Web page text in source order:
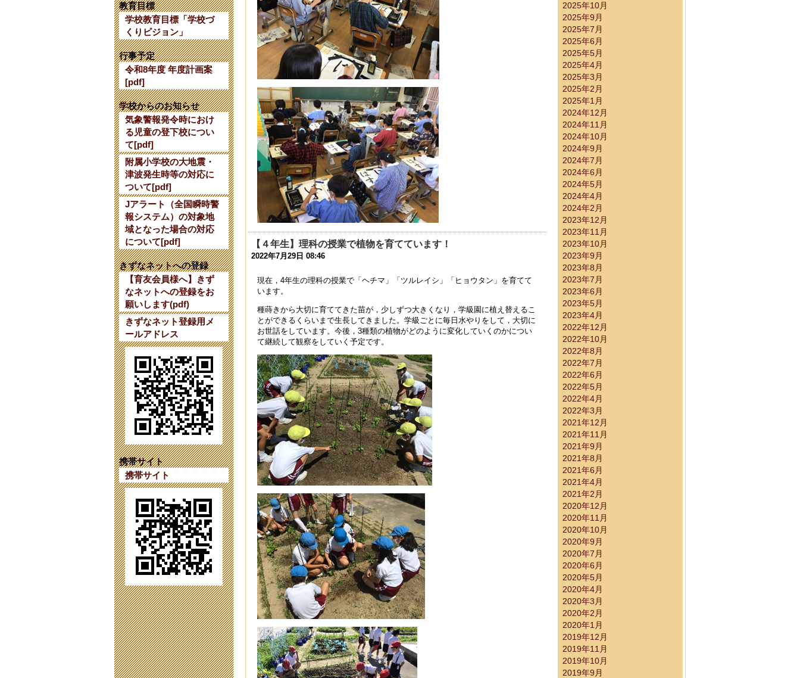
教育目標
学校教育目標「学校づ
くりビジョン」
行事予定
令和8年度 年度計画案
[pdf]
学校からのお知らせ
気象警報発令時におけ
る児童の登下校につい
て[pdf]
附属小学校の大地震・
津波発生時等の対応に
ついて[pdf]
Jアラート（全国瞬時警
報システム）の対象地
域となった場合の対応
について[pdf]
きずなネットへの登録
【育友会員様へ】きず
なネットへの登録をお
願いします(pdf)
きずなネット登録用メ
ールアドレス
携帯サイト
携帯サイト
【10/13】河川教育実践研究会の参加申込を受け付けています。
2023年9月 7日 20:08
【第４１次（２年次）研究】公開研究会二次案内
2023年8月 1日 09:00
2023年7月18日 14:21
育友会の活動をInstagramにて発信しています
2023年6月26日 17:23
令和６年度第１学年入学者募集要項を掲載しました
2023年6月 1日 16:02
【１年生】校外学習
2022年12月 7日 10:03
2022年10月 8日 14:50
第 4１次公開研究会について（案内）
2022年8月29日 08:46
令和５年度第１学年入学者募集要項の掲載について
2022年6月 1日 10:00
【第４１次研究】１学期公開授業について（案内）
2022年5月27日 17:39
令和４年度新入児選考における選考結果について
2021年11月27日 17:14
対話型ロボットを活用した学習に関するシンポジウム（変更案内）
2021年9月 9日 07:59
第 40 次公開研究会について（案内）
2021年9月 1日 12:00
対話型ロボットを活用した学習に関するシンポジウム（案内）
入学者募集要項の掲載について
2021年6月28日 10:48
第４０次公開研究会について（案内）
2021年2月 8日 17:24
令和３年度新入児選考における選考結果について
2020年11月14日 15:44
出願の受付について
2020年10月 8日 17:30
願書交付について
2020年9月 4日 15:58
【４年生】理科の授業で植物を育てています！
2022年7月29日 08:46
現在，4年生の理科の授業で「ヘチマ」「ツルレイシ」「ヒョウタン」を育てて
います。
種蒔きから大切に育ててきた苗が，少しずつ大きくなり，学級園に植え替えるこ
とができるくらいまで生長してきました。学級ごとに毎日水やりをして，大切に
お世話をしています。今後，3種類の植物がどのように変化していくのかについ
て継続して観察をしていく予定です。
2025年10月
2025年9月
2025年7月
2025年6月
2025年5月
2025年4月
2025年3月
2025年2月
2025年1月
2024年12月
2024年11月
2024年10月
2024年9月
2024年7月
2024年6月
2024年5月
2024年4月
2024年2月
2023年12月
2023年11月
2023年10月
2023年9月
2023年8月
2023年7月
2023年6月
2023年5月
2023年4月
2022年12月
2022年10月
2022年8月
2022年7月
2022年6月
2022年5月
2022年4月
2022年3月
2021年12月
2021年11月
2021年9月
2021年8月
2021年6月
2021年4月
2021年2月
2020年12月
2020年11月
2020年10月
2020年9月
2020年7月
2020年6月
2020年5月
2020年4月
2020年3月
2020年2月
2020年1月
2019年12月
2019年11月
2019年10月
2019年9月